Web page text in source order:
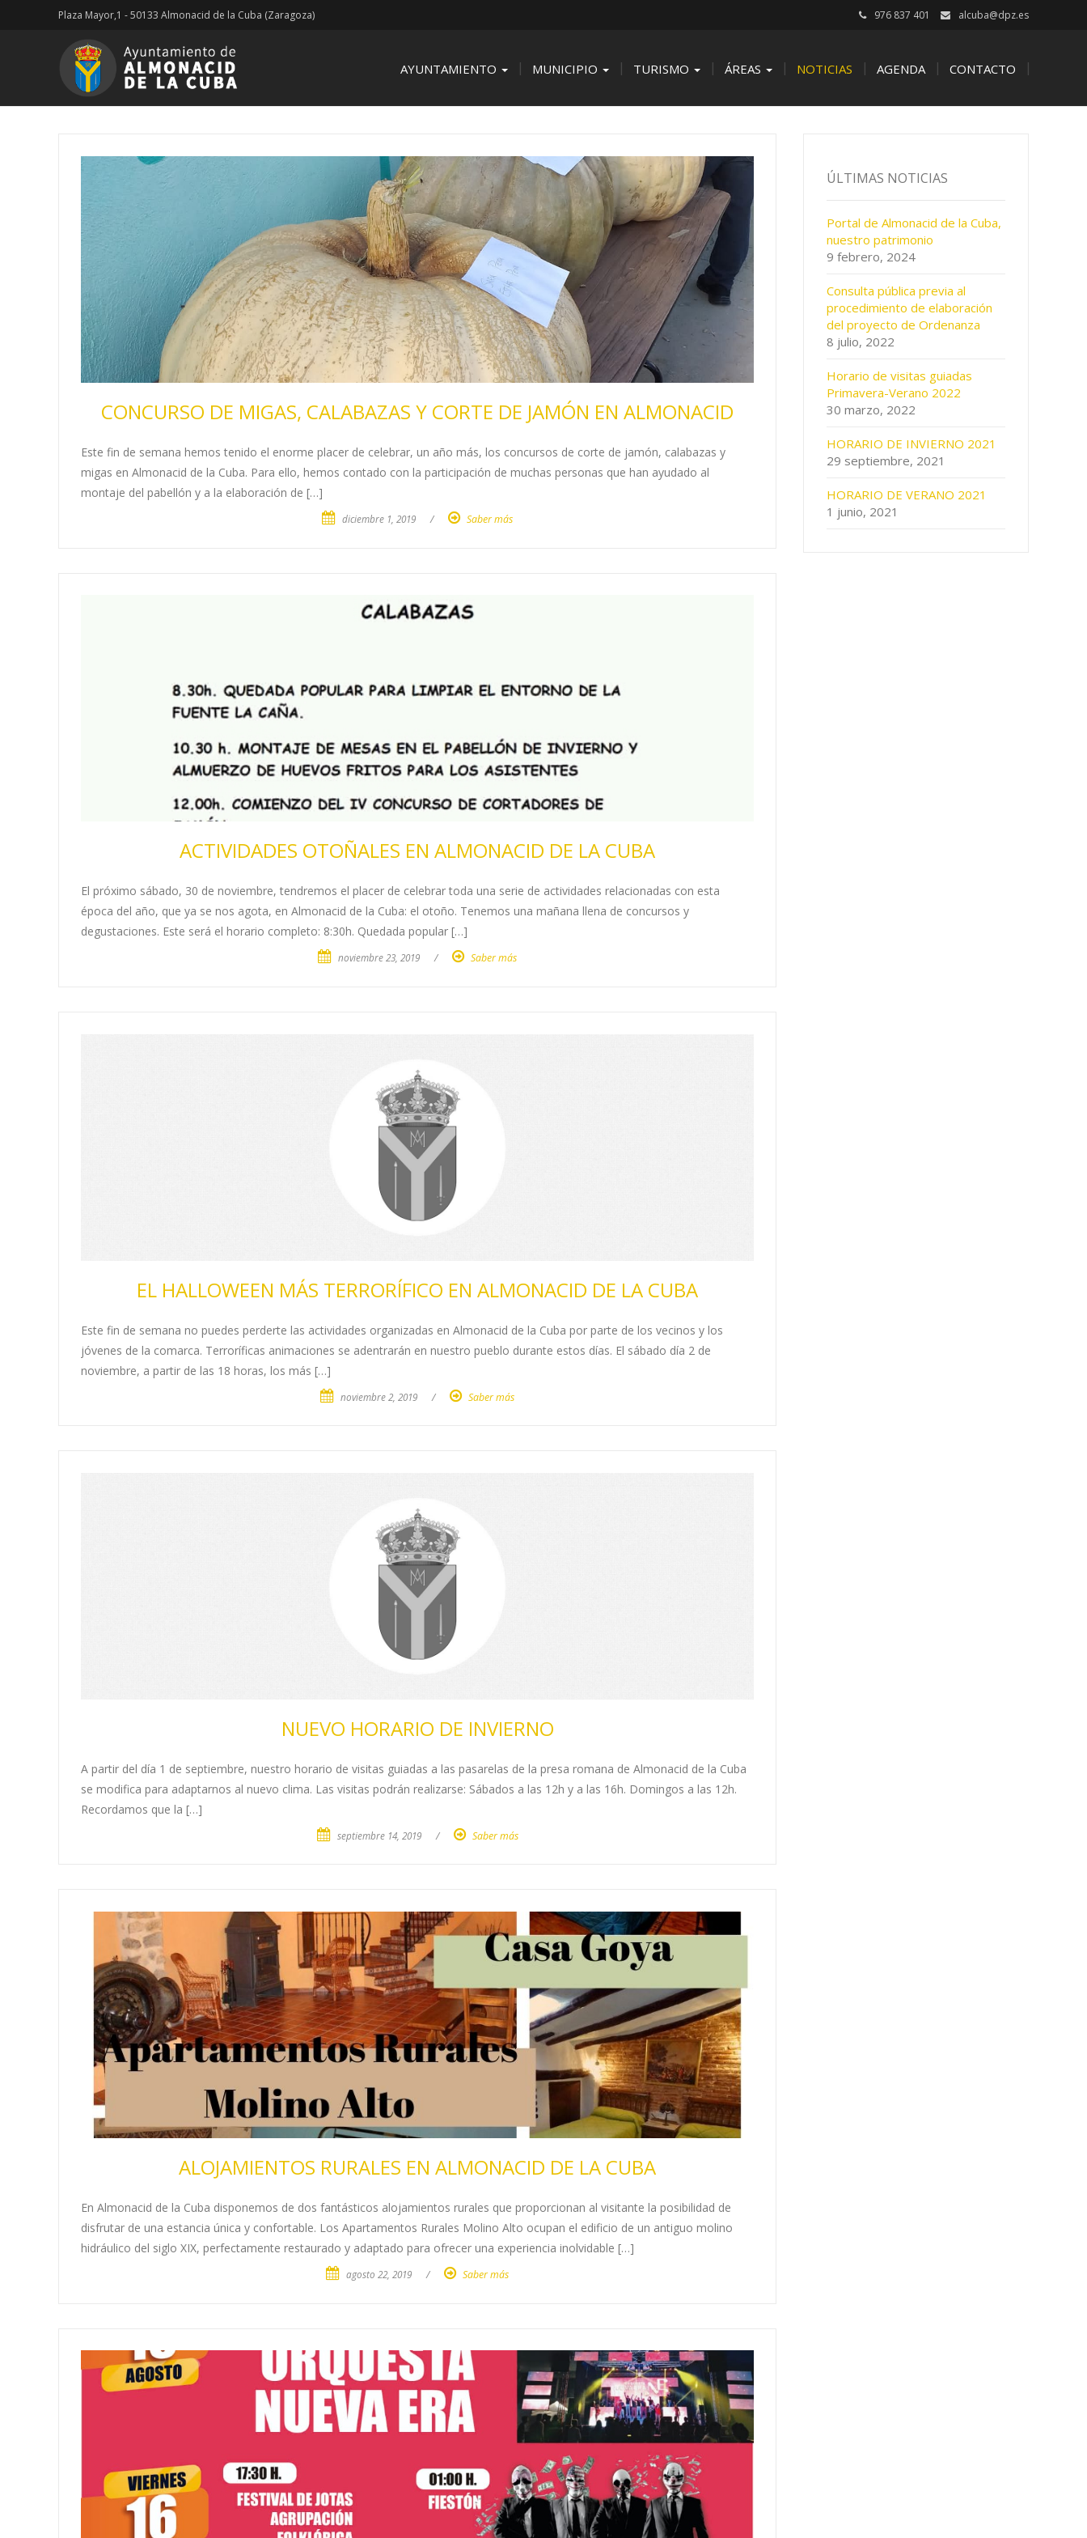
Plaza Mayor,1 - 50133 Almonacid de la Cuba (Zaragoza) 976 837 401 alcuba@dpz.es
AYUNTAMIENTO MUNICIPIO TURISMO ÁREAS NOTICIAS AGENDA CONTACTO
CONCURSO DE MIGAS, CALABAZAS Y CORTE DE JAMÓN EN ALMONACID
Este fin de semana hemos tenido el enorme placer de celebrar, un año más, los concursos de corte de jamón, calabazas y
migas en Almonacid de la Cuba. Para ello, hemos contado con la participación de muchas personas que han ayudado al
montaje del pabellón y a la elaboración de […]
diciembre 1, 2019 / Saber más
ACTIVIDADES OTOÑALES EN ALMONACID DE LA CUBA
El próximo sábado, 30 de noviembre, tendremos el placer de celebrar toda una serie de actividades relacionadas con esta
época del año, que ya se nos agota, en Almonacid de la Cuba: el otoño. Tenemos una mañana llena de concursos y
degustaciones. Este será el horario completo: 8:30h. Quedada popular […]
noviembre 23, 2019 / Saber más
EL HALLOWEEN MÁS TERRORÍFICO EN ALMONACID DE LA CUBA
Este fin de semana no puedes perderte las actividades organizadas en Almonacid de la Cuba por parte de los vecinos y los
jóvenes de la comarca. Terroríficas animaciones se adentrarán en nuestro pueblo durante estos días. El sábado día 2 de
noviembre, a partir de las 18 horas, los más […]
noviembre 2, 2019 / Saber más
NUEVO HORARIO DE INVIERNO
A partir del día 1 de septiembre, nuestro horario de visitas guiadas a las pasarelas de la presa romana de Almonacid de la Cuba
se modifica para adaptarnos al nuevo clima. Las visitas podrán realizarse: Sábados a las 12h y a las 16h. Domingos a las 12h.
Recordamos que la […]
septiembre 14, 2019 / Saber más
ALOJAMIENTOS RURALES EN ALMONACID DE LA CUBA
En Almonacid de la Cuba disponemos de dos fantásticos alojamientos rurales que proporcionan al visitante la posibilidad de
disfrutar de una estancia única y confortable. Los Apartamentos Rurales Molino Alto ocupan el edificio de un antiguo molino
hidráulico del siglo XIX, perfectamente restaurado y adaptado para ofrecer una experiencia inolvidable […]
agosto 22, 2019 / Saber más
ÚLTIMAS NOTICIAS
Portal de Almonacid de la Cuba,
nuestro patrimonio
9 febrero, 2024
Consulta pública previa al
procedimiento de elaboración
del proyecto de Ordenanza
8 julio, 2022
Horario de visitas guiadas
Primavera-Verano 2022
30 marzo, 2022
HORARIO DE INVIERNO 2021
29 septiembre, 2021
HORARIO DE VERANO 2021
1 junio, 2021